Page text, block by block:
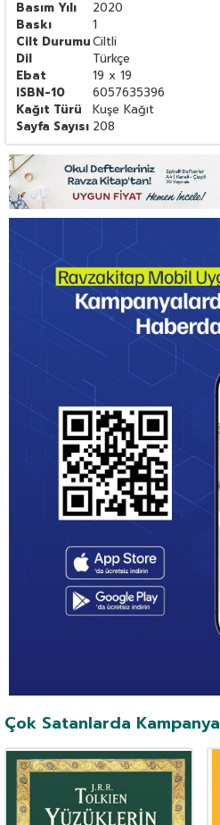
Basım Yılı
2020
Baskı
1
Cilt DurumuCiltli
Dil
Türkçe
Ebat
19 x 19
ISBN-10
6057635396
Kağıt Türü
Kuşe Kağıt
Sayfa Sayısı 208
Çok Satanlarda Kampanya